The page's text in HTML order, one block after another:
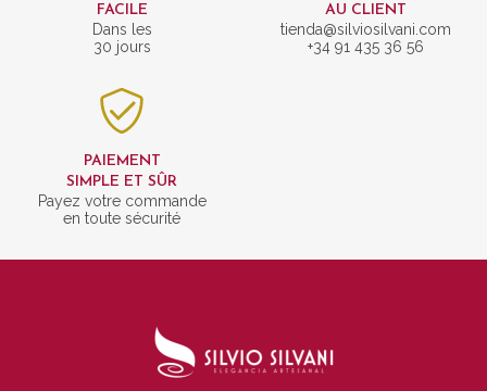
FACILE
Dans les
30 jours
AU CLIENT
tienda@silviosilvani.com
+34 91 435 36 56
PAIEMENT
SIMPLE ET SÛR
Payez votre commande
en toute sécurité